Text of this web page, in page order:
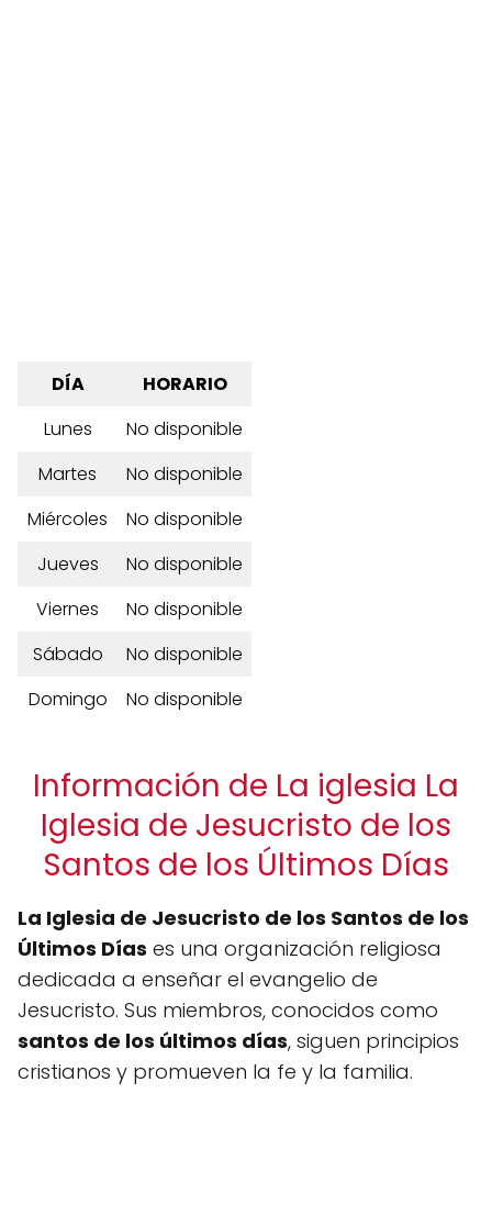
DÍA
HORARIO
Lunes
No disponible
Martes
No disponible
Miércoles
No disponible
Jueves
No disponible
Viernes
No disponible
Sábado
No disponible
Domingo
No disponible
Información de La iglesia La
Iglesia de Jesucristo de los
Santos de los Últimos Días
La Iglesia de Jesucristo de los Santos de los
Últimos Días es una organización religiosa
dedicada a enseñar el evangelio de
Jesucristo. Sus miembros, conocidos como
santos de los últimos días, siguen principios
cristianos y promueven la fe y la familia.